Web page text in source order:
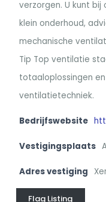
verzorgen. U kunt
klein onderhoud,
mechanische
Tip Top ventilatie
totaaloplossingen
ventilatietechniek.
Bedrijfswebsite
Vestigingsplaats
Adres vestiging
Flag Listing